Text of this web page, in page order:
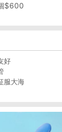
$600
好
服大海